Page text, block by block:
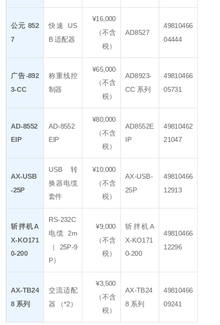
公元 852
7
快速 US
B 适配器
¥16,000
（不含
税）
AD8527
49810466
04444
广告-892
3-CC
称重线控
制器
¥65,000
（不含
税）
AD8923-
CC 系列
49810466
05731
AD-8552
EIP
AD-8552
EIP
¥80,000
（不含
税）
AD8552E
IP
49810462
21047
AX-USB
-25P
USB 转
换器电缆
套件
¥10,000
（不含
税）
AX-USB-
25P
49810466
12913
斩拌机A
X-KO171
0-200
RS-232C
电缆 2m
（25P-9
P）
¥9,000
（不含
税）
斩拌机A
X-KO171
0-200
49810466
12296
AX-TB24
8 系列
交流适配
器 （*2）
¥3,500
（不含
税）
AX-TB24
8 系列
49810466
09241